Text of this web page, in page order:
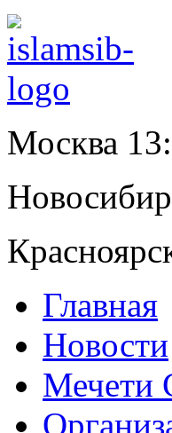
Москва
Главная
Новости
Мечети